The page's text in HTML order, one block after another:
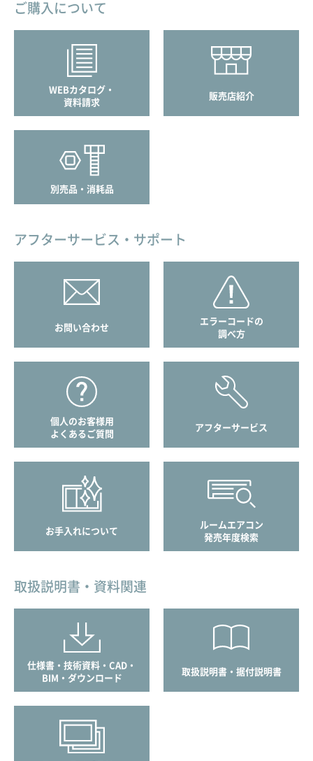
ご購入について
WEBカタログ・
資料請求
販売店紹介
別売品・消耗品
アフターサービス・サポート
お問い合わせ
エラーコードの
調べ方
個人のお客様用
よくあるご質問
アフターサービス
お手入れについて
ルームエアコン
発売年度検索
取扱説明書・資料関連
仕様書・技術資料・CAD・
BIM・ダウンロード
取扱説明書・据付説明書